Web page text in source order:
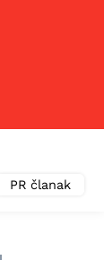
PR članak